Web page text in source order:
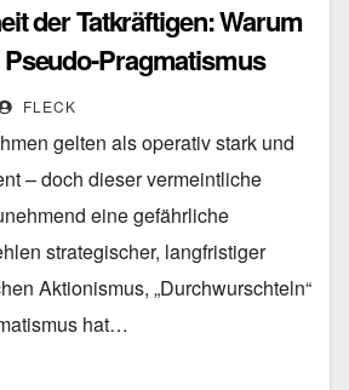
der Tatkräftigen: Warum
Pragmatismus
FLECK
gelten als operativ stark und
– doch dieser vermeintliche
eine gefährliche
strategischer, langfristiger
Aktionismus, „Durchwurschteln“
hat…